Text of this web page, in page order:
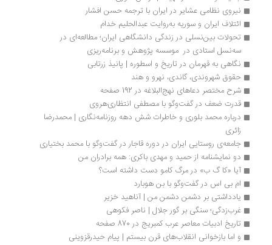
نیروی نظامی عشایر در ایران با ترجمه حسن افشار
ائتلاف ایران و سوریه به‌روایت عبدالحلیم خدام
تحولات بین‌نسلی در زندگی دانشگاهی ایران؛ مطالعه‌ای در
سه‌نسل استادی در  موسسه پژوهش و برنامه‌ریزی
نگاهی به قهرمان در تاریخ و اسطوره | پانیذ زرتابی
حقوق شهروندی، گاندی، نهرو و هند
شرح مختصر دعاهای نهج‌البلاغه در 192 صفحه
قدرت ضعف در گفت‌وگو با مصطفی انتظاری‌هروی
درباره محمد بلوری و خاطرات شش دهه روزنامه‌نگاری | محمدرضا
جامعه‌ی روستایی ایران در دوره قاجار در گفت‌وگو با محمد بختیاری
دو نمایشنامه از حمید و مهدی باکری: همه برادران من
آیا «کا گ ب» در مرگ کامو دست داشته است؟
ام بی اس در گفت‌وگو با بن هوبارد
یادداشتی بر دشمن دشمن من | آناهید خزیر
غرب‌زدگی؛ سنگی بر گور جلال | ناصر فکوهی
تاریخ ادبیات معاصر عرب کمبریج در 870 صفحه
و اما بازخوانی انقلاب‌های قرن بیستم | پیام حیدرقزوینی